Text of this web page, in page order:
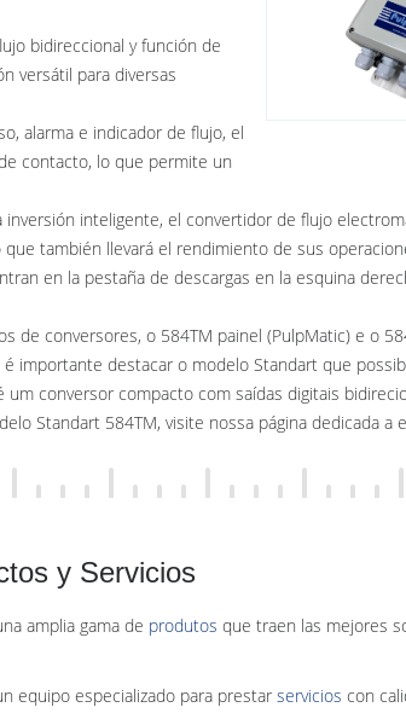
bidireccional y función de
versátil para diversas
alarma e indicador de flujo, el
contacto, lo que permite un
inteligente, el convertidor de flujo
también llevará el rendimiento de sus
en la pestaña de descargas en la esquina
de conversores, o 584TM painel (PulpMatic) e o
importante destacar o modelo Standart que
conversor compacto com saídas digitais
Standart 584TM, visite nossa página dedicada a
y Servicios
amplia gama de produtos que traen las mejores
equipo especializado para prestar servicios con